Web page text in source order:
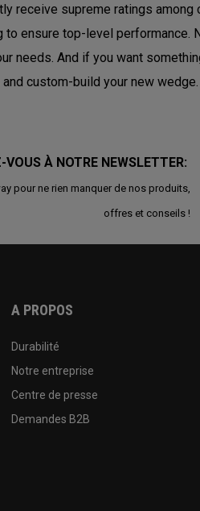
receive supreme ratings among
to ensure top-level performance.
needs. And if you want
and custom-build your new wedge.
VOUS À NOTRE NEWSLETTER:
pour ne rien manquer de nos produits,
offres et conseils !
A PROPOS
Durabilité
Notre entreprise
Centre de presse
Demandes B2B